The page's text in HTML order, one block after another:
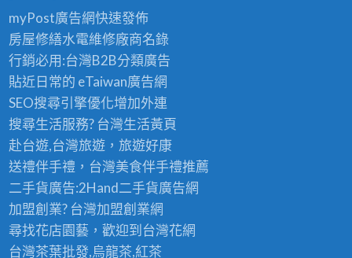
myPost廣告網快速發佈
房屋修繕水電維修廠商名錄
行銷必用:台灣B2B分類廣告
貼近日常的 eTaiwan廣告網
SEO搜尋引擎優化增加外連
搜尋生活服務? 台灣生活黃頁
赴台遊,台灣旅遊，旅遊好康
送禮伴手禮，台灣美食伴手禮推薦
二手貨廣告:2Hand二手貨廣告網
加盟創業? 台灣加盟創業網
尋找花店園藝，歡迎到 台灣花網
台灣茶葉批發,烏龍茶,紅茶